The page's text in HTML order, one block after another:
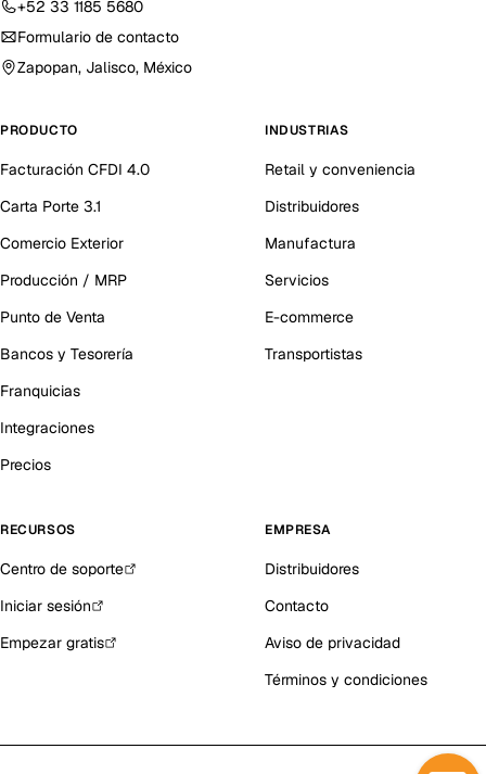
+52 33 1185 5680
Formulario de contacto
Zapopan, Jalisco, México
PRODUCTO
Facturación CFDI 4.0
Carta Porte 3.1
Comercio Exterior
Producción / MRP
Punto de Venta
Bancos y Tesorería
Franquicias
Integraciones
Precios
INDUSTRIAS
Retail y conveniencia
Distribuidores
Manufactura
Servicios
E-commerce
Transportistas
RECURSOS
Centro de soporte
Iniciar sesión
Empezar gratis
EMPRESA
Distribuidores
Contacto
Aviso de privacidad
Términos y condiciones